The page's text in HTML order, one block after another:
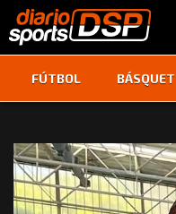
FÚTBOL BÁSQUET